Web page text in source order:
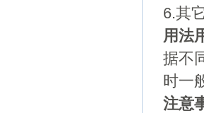
6.其
用法
据不
时一
注意